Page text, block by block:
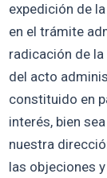
expedición de
en el trámite
radicación de
del acto
constituido en
interés, bien
nuestra
las objeciones